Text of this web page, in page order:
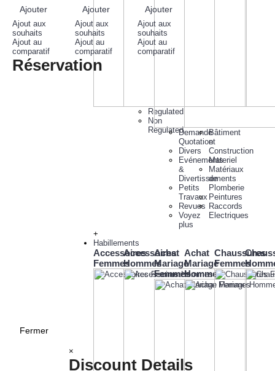
Regulated
Non
RegulatedDemande
Quotation
Divers
Evénements
&
Divertissements
Petits
Travaux
Revues
Voyez
plus
Bâtiment
et
Construction
Materiel
Matériaux
de
Plomberie
Peintures
Raccords
Electriques
+
Habillements
Accessoires
Femmes
Accessoires
Hommes
Achat
Mariage
Femmes
Achat
Mariage
Hommes
Chaussures
Femmes
Ajouter
Ajout aux
souhaits
Ajout au
comparatif
Ajouter
Ajout aux
souhaits
Ajout au
comparatif
Ajouter
Ajout aux
souhaits
Ajout au
comparatif
Réservation
Fermer
×
Discount Details